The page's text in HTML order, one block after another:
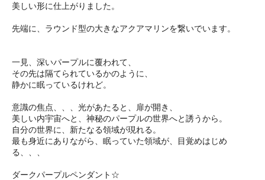
美しい形に仕上がりました。
先端に、ラウンド型の大きなアクアマリンを繋いでいます。
一見、深いパープルに覆われて、
その先は隔てられているかのように、
静かに眠っているけれど。
意識の焦点、、、光があたると、扉が開き、
美しい内宇宙へと、神秘のパープルの世界へと誘うから。
自分の世界に、新たなる領域が現れる。
最も身近にありながら、眠っていた領域が、目覚めはじめ
る、、、
ダークパープルペンダント☆